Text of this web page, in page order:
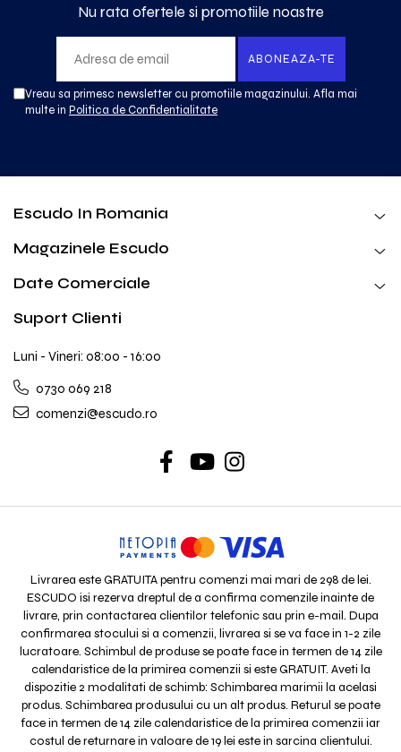
Nu rata ofertele si promotiile noastre
Vreau sa primesc newsletter cu promotiile magazinului. Afla mai
multe in Politica de Confidentialitate
Escudo In Romania
Magazinele Escudo
Date Comerciale
Suport Clienti
Luni - Vineri: 08:00 - 16:00
0730 069 218
comenzi@escudo.ro
Livrarea este GRATUITA pentru comenzi mai mari de 298 de lei.
ESCUDO isi rezerva dreptul de a confirma comenzile inainte de
livrare, prin contactarea clientilor telefonic sau prin e-mail. Dupa
confirmarea stocului si a comenzii, livrarea si se va face in 1-2 zile
lucratoare. Schimbul de produse se poate face in termen de 14 zile
calendaristice de la primirea comenzii si este GRATUIT. Aveti la
dispozitie 2 modalitati de schimb: Schimbarea marimii la acelasi
produs. Schimbarea produsului cu un alt produs. Returul se poate
face in termen de 14 zile calendaristice de la primirea comenzii iar
costul de returnare in valoare de 19 lei este in sarcina clientului.